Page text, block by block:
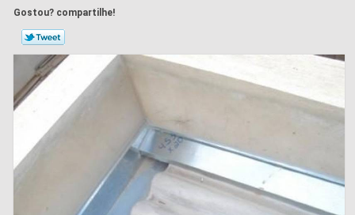
Gostou? compartilhe!